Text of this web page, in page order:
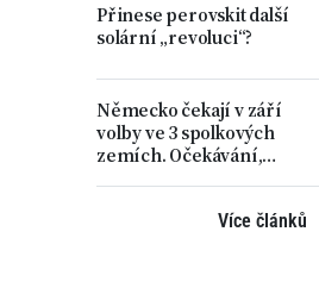
Přinese perovskit další
solární „revoluci“?
Německo čekají v září
volby ve 3 spolkových
zemích. Očekávání,
Více článků